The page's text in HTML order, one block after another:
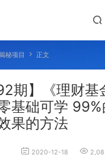
秘项目 正文
期】《理财基
基础可学
果的方法
2020-12-18